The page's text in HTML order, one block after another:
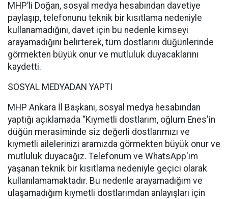
MHP’li Doğan, sosyal medya hesabından davetiye
paylaşıp, telefonunu teknik bir kısıtlama nedeniyle
kullanamadığını, davet için bu nedenle kimseyi
arayamadığını belirterek, tüm dostlarını düğünlerinde
görmekten büyük onur ve mutluluk duyacaklarını
kaydetti.
SOSYAL MEDYADAN YAPTI
MHP Ankara İl Başkanı, sosyal medya hesabından
yaptığı açıklamada “Kıymetli dostlarım, oğlum Enes'in
düğün merasiminde siz değerli dostlarımızı ve
kıymetli ailelerinizi aramızda görmekten büyük onur ve
mutluluk duyacağız. Telefonum ve WhatsApp'ım
yaşanan teknik bir kısıtlama nedeniyle geçici olarak
kullanılamamaktadır. Bu nedenle arayamadığım ve
ulaşamadığım kıymetli dostlarımdan anlayışları için